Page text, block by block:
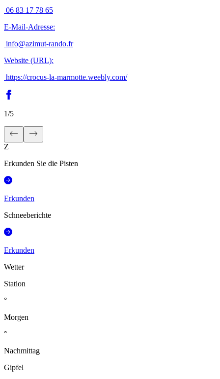
06 83 17 78 65
E-Mail-Adresse:
info@azimut-rando.fr
Website (URL):
https://crocus-la-marmotte.weebly.com/
1/5
Z
Erkunden Sie die Pisten
Erkunden
Schneeberichte
Erkunden
Wetter
Station
°
Morgen
°
Nachmittag
Gipfel